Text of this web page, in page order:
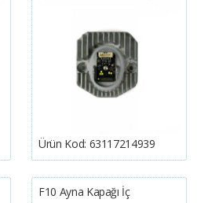
Ürün Kod: 63117214939
F10 Ayna Kapağı İç